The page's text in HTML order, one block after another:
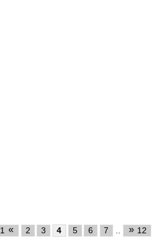
1 « 2 3 4 5 6 7 » 12